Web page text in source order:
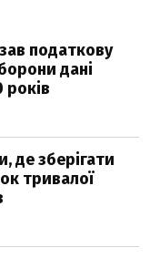
податкову
дані
років
де зберігати
тривалої